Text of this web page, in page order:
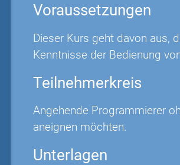
Voraussetzungen
Dieser Kurs geht davon aus,
Kenntnisse der Bedienung
Teilnehmerkreis
Angehende Programmierer
aneignen möchten.
Unterlagen